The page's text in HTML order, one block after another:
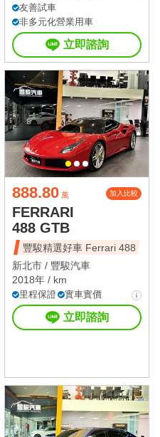
友善試車
非多元化營業用車
立即諮詢
888.80 萬 加入比較
FERRARI
488 GTB
豐駿精選好車 Ferrari 488
新北市 / 豐駿汽車
2018年 / km
里程保證 實車實價
立即諮詢